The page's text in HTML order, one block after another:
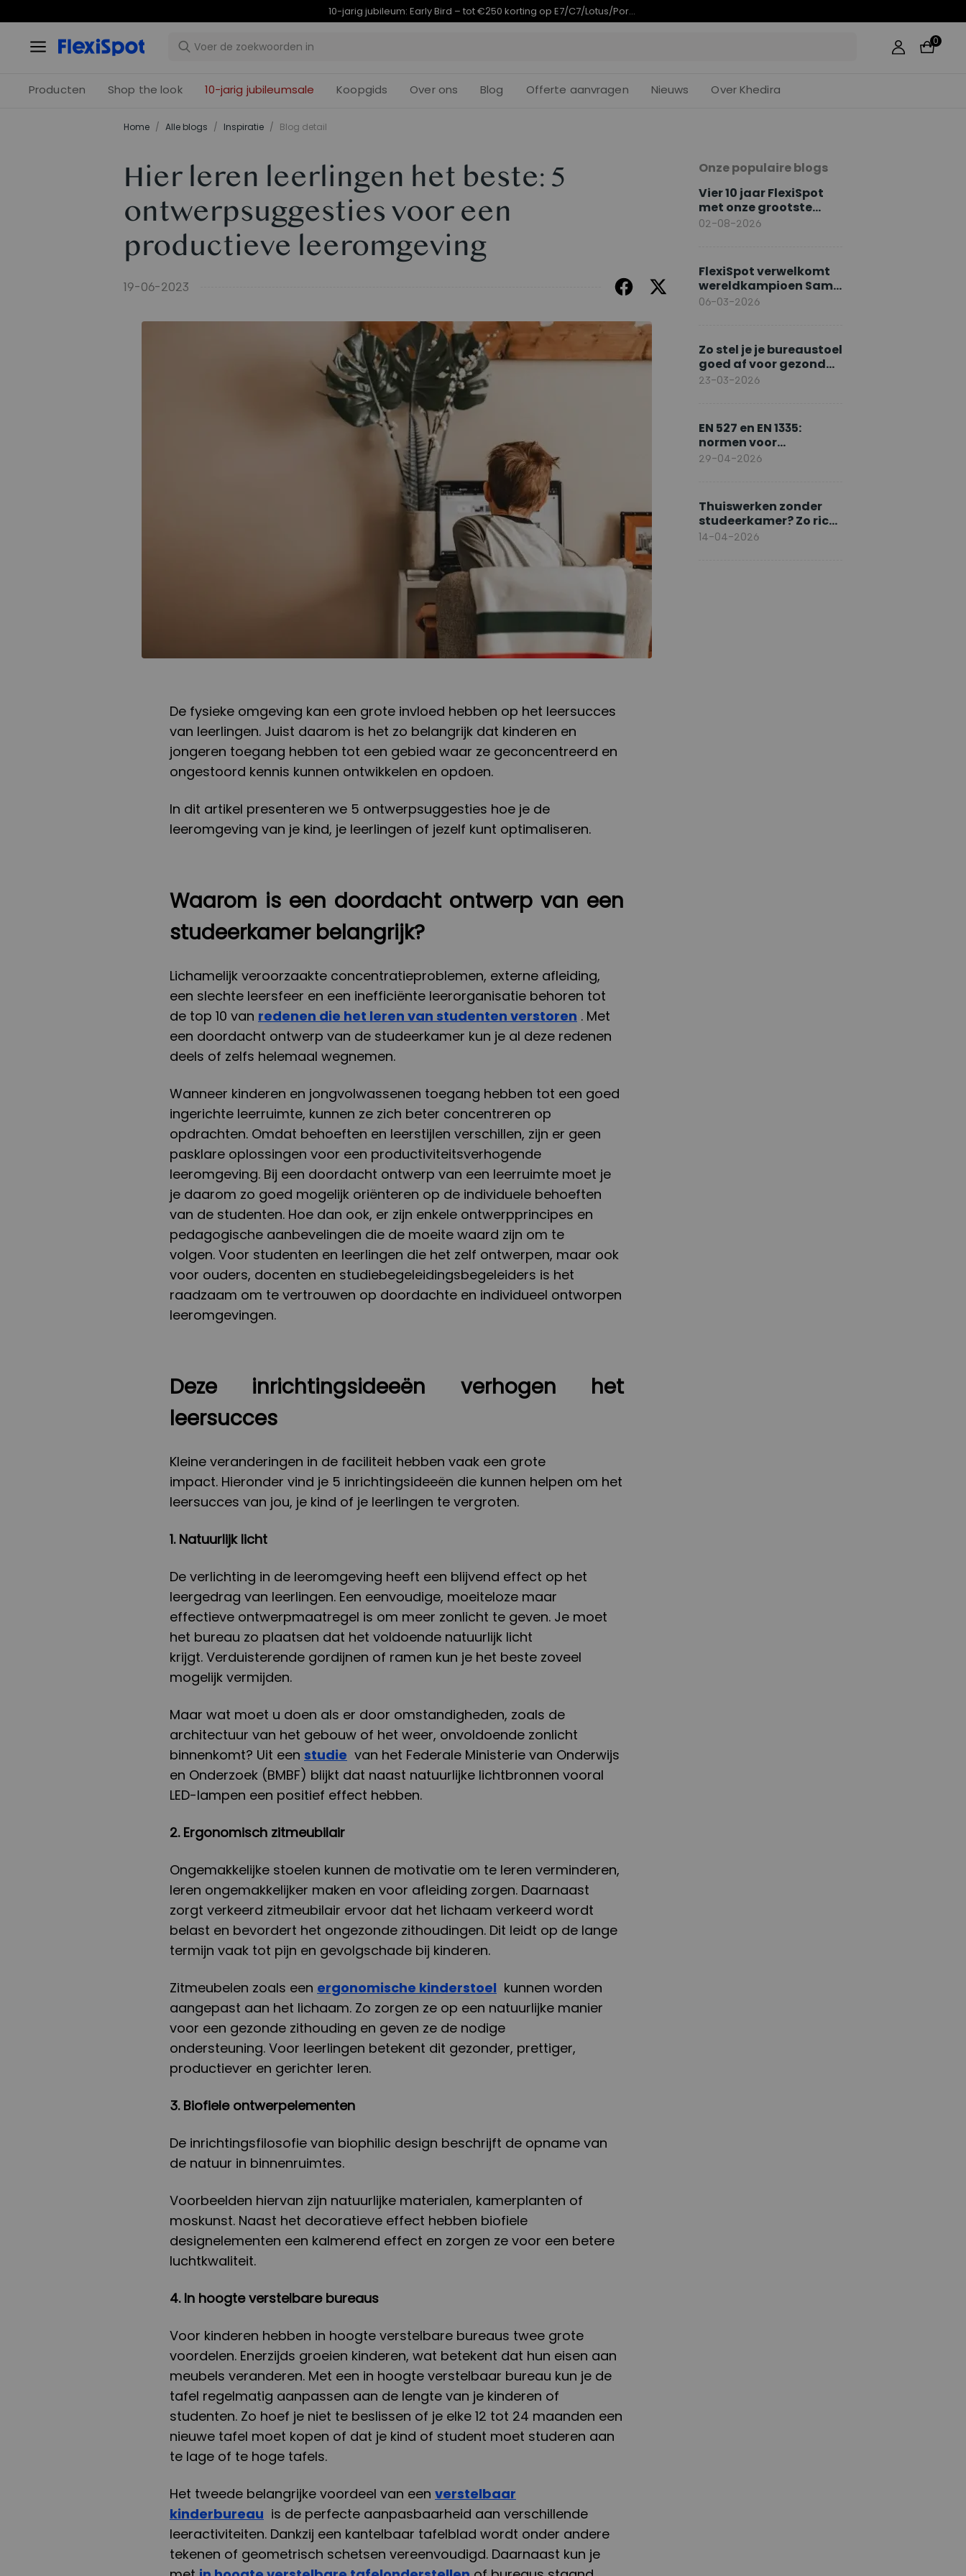
10-jarig jubileumaanbod | E7 Plus vanaf €399,99 Eindigt in 10d 02 : 03 : 35
0
Producten Shop the look 10-jarig jubileumsale Koopgids Over ons Blog Offerte aanvragen Nieuws Over Khedira
Home / Alle blogs / Inspiratie / Blog detail
Hier leren leerlingen het beste: 5
ontwerpsuggesties voor een
productieve leeromgeving
19-06-2023
De fysieke omgeving kan een grote invloed hebben op het leersucces
van leerlingen. Juist daarom is het zo belangrijk dat kinderen en
jongeren toegang hebben tot een gebied waar ze geconcentreerd en
ongestoord kennis kunnen ontwikkelen en opdoen.
In dit artikel presenteren we 5 ontwerpsuggesties hoe je de
leeromgeving van je kind, je leerlingen of jezelf kunt optimaliseren.
Waarom is een doordacht ontwerp van een
studeerkamer belangrijk?
Lichamelijk veroorzaakte concentratieproblemen, externe afleiding,
een slechte leersfeer en een inefficiënte leerorganisatie behoren tot
de top 10 van redenen die het leren van studenten verstoren . Met
een doordacht ontwerp van de studeerkamer kun je al deze redenen
deels of zelfs helemaal wegnemen.
Wanneer kinderen en jongvolwassenen toegang hebben tot een goed
ingerichte leerruimte, kunnen ze zich beter concentreren op
opdrachten. Omdat behoeften en leerstijlen verschillen, zijn er geen
pasklare oplossingen voor een productiviteitsverhogende
leeromgeving. Bij een doordacht ontwerp van een leerruimte moet je
je daarom zo goed mogelijk oriënteren op de individuele behoeften
van de studenten. Hoe dan ook, er zijn enkele ontwerpprincipes en
pedagogische aanbevelingen die de moeite waard zijn om te
volgen. Voor studenten en leerlingen die het zelf ontwerpen, maar ook
voor ouders, docenten en studiebegeleidingsbegeleiders is het
raadzaam om te vertrouwen op doordachte en individueel ontworpen
leeromgevingen.
Deze inrichtingsideeën verhogen het
leersucces
Kleine veranderingen in de faciliteit hebben vaak een grote
impact. Hieronder vind je 5 inrichtingsideeën die kunnen helpen om het
leersucces van jou, je kind of je leerlingen te vergroten.
1. Natuurlijk licht
De verlichting in de leeromgeving heeft een blijvend effect op het
leergedrag van leerlingen. Een eenvoudige, moeiteloze maar
effectieve ontwerpmaatregel is om meer zonlicht te geven. Je moet
het bureau zo plaatsen dat het voldoende natuurlijk licht
krijgt. Verduisterende gordijnen of ramen kun je het beste zoveel
mogelijk vermijden.
Maar wat moet u doen als er door omstandigheden, zoals de
architectuur van het gebouw of het weer, onvoldoende zonlicht
binnenkomt? Uit een studie van het Federale Ministerie van Onderwijs
en Onderzoek (BMBF) blijkt dat naast natuurlijke lichtbronnen vooral
LED-lampen een positief effect hebben.
2. Ergonomisch zitmeubilair
Ongemakkelijke stoelen kunnen de motivatie om te leren verminderen,
leren ongemakkelijker maken en voor afleiding zorgen. Daarnaast
zorgt verkeerd zitmeubilair ervoor dat het lichaam verkeerd wordt
belast en bevordert het ongezonde zithoudingen. Dit leidt op de lange
termijn vaak tot pijn en gevolgschade bij kinderen.
Zitmeubelen zoals een ergonomische kinderstoel kunnen worden
aangepast aan het lichaam. Zo zorgen ze op een natuurlijke manier
voor een gezonde zithouding en geven ze de nodige
ondersteuning. Voor leerlingen betekent dit gezonder, prettiger,
productiever en gerichter leren.
3. Biofiele ontwerpelementen
De inrichtingsfilosofie van biophilic design beschrijft de opname van
de natuur in binnenruimtes.
Voorbeelden hiervan zijn natuurlijke materialen, kamerplanten of
moskunst. Naast het decoratieve effect hebben biofiele
designelementen een kalmerend effect en zorgen ze voor een betere
luchtkwaliteit.
4. In hoogte verstelbare bureaus
Voor kinderen hebben in hoogte verstelbare bureaus twee grote
voordelen. Enerzijds groeien kinderen, wat betekent dat hun eisen aan
meubels veranderen. Met een in hoogte verstelbaar bureau kun je de
tafel regelmatig aanpassen aan de lengte van je kinderen of
studenten. Zo hoef je niet te beslissen of je elke 12 tot 24 maanden een
nieuwe tafel moet kopen of dat je kind of student moet studeren aan
te lage of te hoge tafels.
Het tweede belangrijke voordeel van een verstelbaar
kinderbureau is de perfecte aanpasbaarheid aan verschillende
leeractiviteiten. Dankzij een kantelbaar tafelblad wordt onder andere
tekenen of geometrisch schetsen vereenvoudigd. Daarnaast kun je
Onze populaire blogs
Vier 10 jaar FlexiSpot
met onze grootste
jubileumacties
02-08-2026
FlexiSpot verwelkomt
wereldkampioen Sami
Khedira als Europese
06-03-2026
Zo stel je je bureaustoel
goed af voor gezond
zitten
23-03-2026
EN 527 en EN 1335:
normen voor
ergonomisch werken
29-04-2026
Thuiswerken zonder
studeerkamer? Zo richt
je slim in
14-04-2026